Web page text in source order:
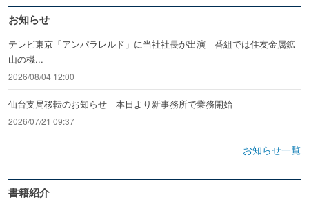
お知らせ
テレビ東京「アンパラレルド」に当社社長が出演 番組では住友金属鉱
山の機...
2026/08/04 12:00
仙台支局移転のお知らせ 本日より新事務所で業務開始
2026/07/21 09:37
お知らせ一覧
書籍紹介